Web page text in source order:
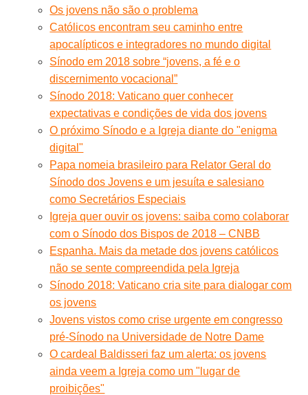
Os jovens não são o problema
Católicos encontram seu caminho entre
apocalípticos e integradores no mundo digital
Sínodo em 2018 sobre “jovens, a fé e o
discernimento vocacional”
Sínodo 2018: Vaticano quer conhecer
expectativas e condições de vida dos jovens
O próximo Sínodo e a Igreja diante do "enigma
digital"
Papa nomeia brasileiro para Relator Geral do
Sínodo dos Jovens e um jesuíta e salesiano
como Secretários Especiais
Igreja quer ouvir os jovens: saiba como colaborar
com o Sínodo dos Bispos de 2018 – CNBB
Espanha. Mais da metade dos jovens católicos
não se sente compreendida pela Igreja
Sínodo 2018: Vaticano cria site para dialogar com
os jovens
Jovens vistos como crise urgente em congresso
pré-Sínodo na Universidade de Notre Dame
O cardeal Baldisseri faz um alerta: os jovens
ainda veem a Igreja como um "lugar de
proibições"